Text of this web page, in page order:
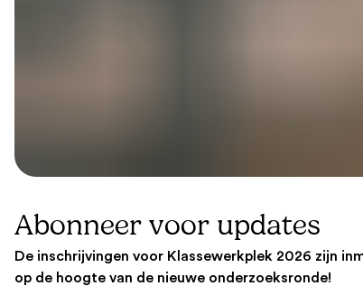
Abonneer voor updates
De inschrijvingen voor Klassewerkplek 2026 zijn
op de hoogte van de nieuwe onderzoeksronde!